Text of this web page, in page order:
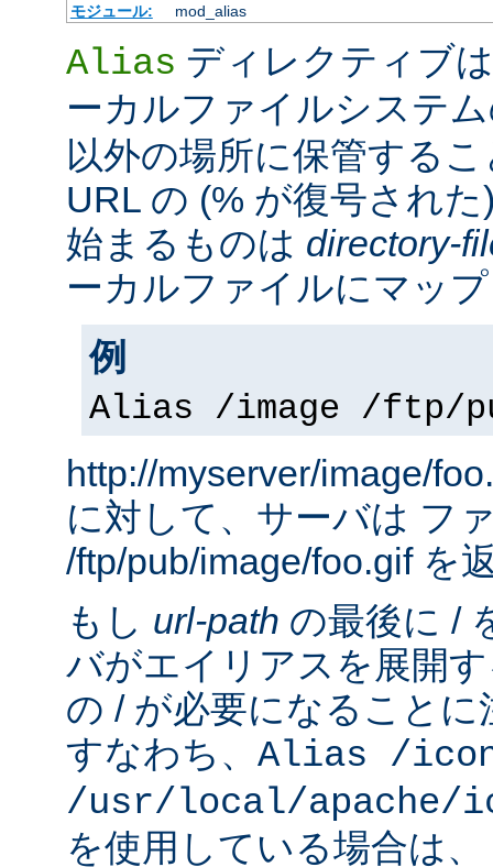
モジュール:
mod_alias
Alias ディレクティブ
ーカルファイルシステ
以外の場所に保管する
URL の (% が復号され
始まるものは directory-
ーカルファイルにマッ
例
Alias /image /ftp/
http://myserver/image/
に対して、サーバは フ
/ftp/pub/image/foo.gif を
もし url-path の最後に /
バがエイリアスを展開
の / が必要になること
すなわち、 Alias /
/usr/local/apache/
を使用している場合は、